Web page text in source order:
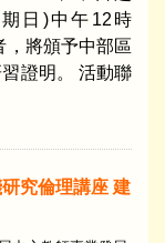
日)中午12時
，將頒予中部區
證明。 活動聯
究倫理講座 建